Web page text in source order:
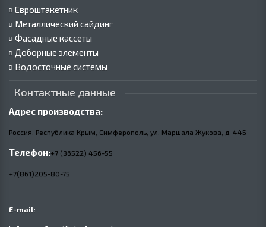
Евроштакетник
Металлический сайдинг
Фасадные кассеты
Доборные элементы
Водосточные системы
Контактные данные
Адрес производства:
Россия, Республика Крым, Симферополь, ул. Маршала Жукова, д. 44Б
Телефон:+7 (36522) 456-55
+7(861)205-80-75
E-mail: